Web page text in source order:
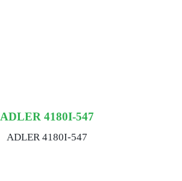
ADLER 4180I-547
ADLER 4180I-547